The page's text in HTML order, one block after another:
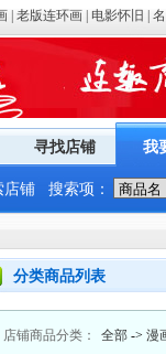
老版连环画 电影怀旧
寻找店铺 我
店铺 搜索项：
分类商品列表
店铺商品分类： 全部 -> 漫